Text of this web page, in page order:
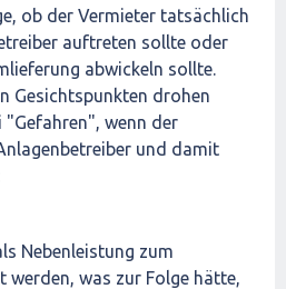
ob der Vermieter tatsächlich
auftreten sollte oder
abwickeln sollte.
Gesichtspunkten drohen
"Gefahren", wenn der
und damit
Nebenleistung zum
werden, was zur Folge hätte,